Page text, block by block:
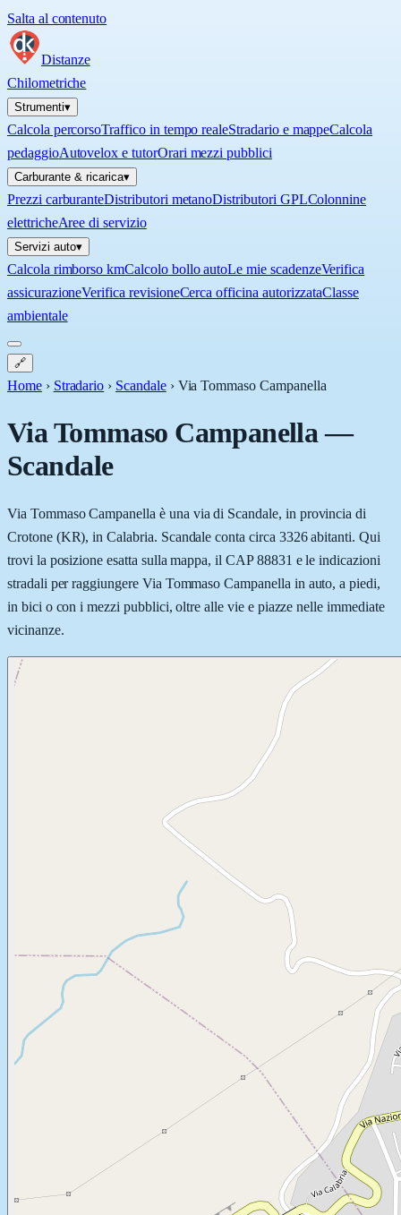
Salta al contenuto
Distanze
Chilometriche
Strumenti▾
Calcola percorsoTraffico in tempo realeStradario e mappeCalcola
pedaggioAutovelox e tutorOrari mezzi pubblici
Carburante & ricarica▾
Prezzi carburanteDistributori metanoDistributori GPLColonnine
elettricheAree di servizio
Servizi auto▾
Calcola rimborso kmCalcolo bollo autoLe mie scadenzeVerifica
assicurazioneVerifica revisioneCerca officina autorizzataClasse
ambientale
🔗
Home › Stradario › Scandale › Via Tommaso Campanella
Via Tommaso Campanella—
Scandale
Via Tommaso Campanella è una via di Scandale, in provincia di
Crotone (KR), in Calabria. Scandale conta circa 3326 abitanti. Qui
trovi la posizione esatta sulla mappa, il CAP 88831 e le indicazioni
stradali per raggiungere Via Tommaso Campanella in auto, a piedi,
in bici o con i mezzi pubblici, oltre alle vie e piazze nelle immediate
vicinanze.